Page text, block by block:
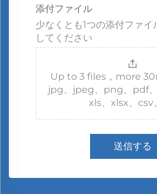
添付ファイル
少なくとも1つの添付ファイ
してください
Up to 3 files，more
jpg、jpeg、png、pdf、
xls、xlsx、
送信する